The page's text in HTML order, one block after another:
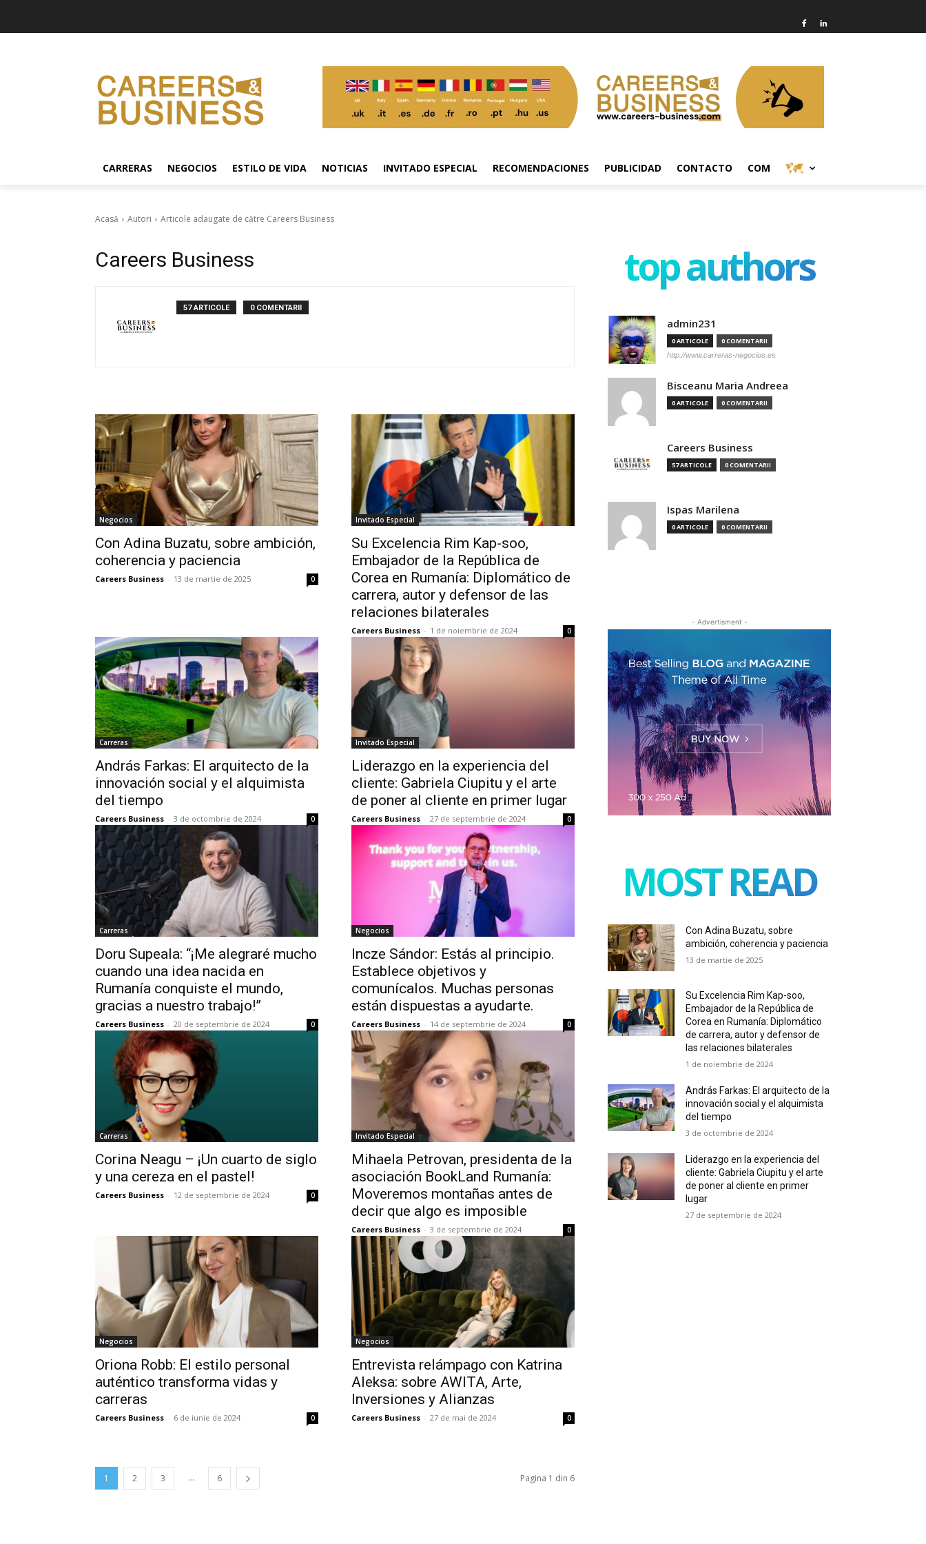
CARRERAS NEGOCIOS ESTILO DE VIDA NOTICIAS INVITADO ESPECIAL RECOMENDACIONES PUBLICIDAD CONTACTO COM
Acasă Autori Articole adaugate de către Careers Business
Careers Business
57 ARTICOLE 0 COMENTARII
Negocios
Con Adina Buzatu, sobre ambición,
coherencia y paciencia
Careers Business - 13 de martie de 2025 0
Invitado Especial
Su Excelencia Rim Kap-soo,
Embajador de la República de
Corea en Rumanía: Diplomático de
carrera, autor y defensor de las
relaciones bilaterales
Careers Business - 1 de noiembrie de 2024 0
Carreras
András Farkas: El arquitecto de la
innovación social y el alquimista
del tiempo
Careers Business - 3 de octombrie de 2024 0
Invitado Especial
Liderazgo en la experiencia del
cliente: Gabriela Ciupitu y el arte
de poner al cliente en primer lugar
Careers Business - 27 de septembrie de 2024 0
Carreras
Doru Supeala: “¡Me alegraré mucho
cuando una idea nacida en
Rumanía conquiste el mundo,
gracias a nuestro trabajo!”
Careers Business - 20 de septembrie de 2024 0
Negocios
Incze Sándor: Estás al principio.
Establece objetivos y
comunícalos. Muchas personas
están dispuestas a ayudarte.
Careers Business - 14 de septembrie de 2024 0
Carreras
Corina Neagu – ¡Un cuarto de siglo
y una cereza en el pastel!
Careers Business - 12 de septembrie de 2024 0
Invitado Especial
Mihaela Petrovan, presidenta de la
asociación BookLand Rumanía:
Moveremos montañas antes de
decir que algo es imposible
Careers Business - 3 de septembrie de 2024 0
Negocios
Oriona Robb: El estilo personal
auténtico transforma vidas y
carreras
Careers Business - 6 de iunie de 2024 0
Negocios
Entrevista relámpago con Katrina
Aleksa: sobre AWITA, Arte,
Inversiones y Alianzas
Careers Business - 27 de mai de 2024 0
1 2 3 ... 6 Pagina 1 din 6
top authors
admin231
0 ARTICOLE 0 COMENTARII
http://www.carreras-negocios.es
Bisceanu Maria Andreea
0 ARTICOLE 0 COMENTARII
Careers Business
57 ARTICOLE 0 COMENTARII
Ispas Marilena
0 ARTICOLE 0 COMENTARII
- Advertisment -
MOST READ
Con Adina Buzatu, sobre
ambición, coherencia y paciencia
13 de martie de 2025
Su Excelencia Rim Kap-soo,
Embajador de la República de
Corea en Rumanía: Diplomático
de carrera, autor y defensor de
las relaciones bilaterales
1 de noiembrie de 2024
András Farkas: El arquitecto de la
innovación social y el alquimista
del tiempo
3 de octombrie de 2024
Liderazgo en la experiencia del
cliente: Gabriela Ciupitu y el arte
de poner al cliente en primer
lugar
27 de septembrie de 2024